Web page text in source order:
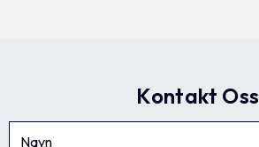
Kontakt Oss